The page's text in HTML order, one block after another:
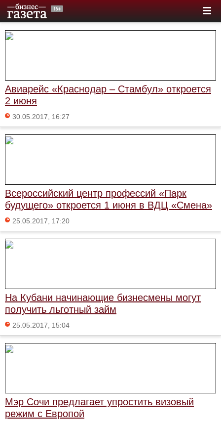
Авиарейс «Краснодар – Стамбул» откроется
2 июня
30.05.2017, 16:27
Всероссийский центр профессий «Парк
будущего» откроется 1 июня в ВДЦ «Смена»
25.05.2017, 17:20
На Кубани начинающие бизнесмены могут
получить льготный займ
25.05.2017, 15:04
Мэр Сочи предлагает упростить визовый
режим с Европой